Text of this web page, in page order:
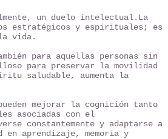
un duelo intelectual.La
estratégicos y espirituales; es
vida.
para aquellas personas sin
para preservar la movilidad
saludable, aumenta la
mejorar la cognición tanto
asociadas con el
constantemente y adaptarse a
en aprendizaje, memoria y